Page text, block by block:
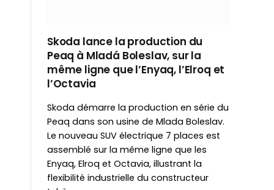
Skoda lance la production du
Peaq à Mladá Boleslav, sur la
même ligne que l’Enyaq, l’Elroq et
l’Octavia
Skoda démarre la production en série du
Peaq dans son usine de Mlada Boleslav.
Le nouveau SUV électrique 7 places est
assemblé sur la même ligne que les
Enyaq, Elroq et Octavia, illustrant la
flexibilité industrielle du constructeur